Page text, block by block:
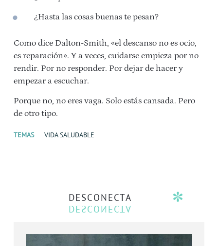
¿Hasta las cosas buenas te pesan?
Como dice Dalton-Smith, «el descanso no es ocio,
es reparación». Y a veces, cuidarse empieza por no
rendir. Por no responder. Por dejar de hacer y
empezar a escuchar.
Porque no, no eres vaga. Solo estás cansada. Pero
de otro tipo.
TEMAS VIDA SALUDABLE
DESCONECTA